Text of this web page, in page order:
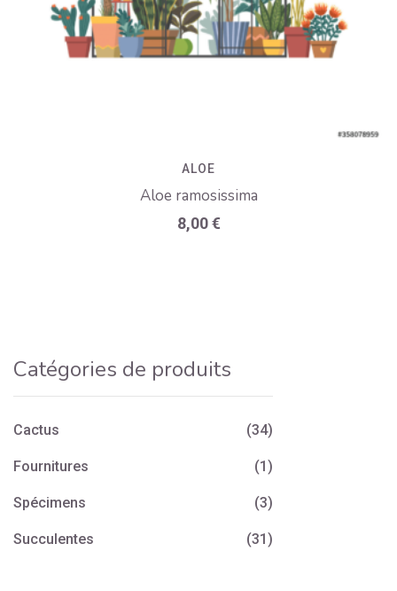
ALOE
Aloe ramosissima
8,00€
Catégories de produits
Cactus (34)
Fournitures (1)
Spécimens (3)
Succulentes (31)